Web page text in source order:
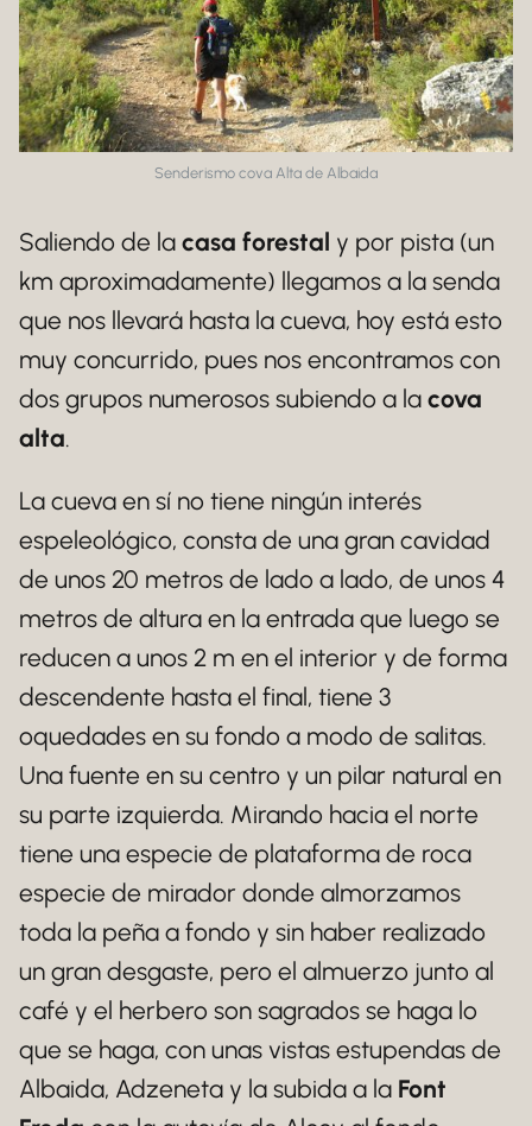
Senderismo cova Alta de Albaida
Saliendo de la casa forestal y por pista (un
km aproximadamente) llegamos a la senda
que nos llevará hasta la cueva, hoy está esto
muy concurrido, pues nos encontramos con
dos grupos numerosos subiendo a la cova
alta.
La cueva en sí no tiene ningún interés
espeleológico, consta de una gran cavidad
de unos 20 metros de lado a lado, de unos 4
metros de altura en la entrada que luego se
reducen a unos 2 m en el interior y de forma
descendente hasta el final, tiene 3
oquedades en su fondo a modo de salitas.
Una fuente en su centro y un pilar natural en
su parte izquierda. Mirando hacia el norte
tiene una especie de plataforma de roca
especie de mirador donde almorzamos
toda la peña a fondo y sin haber realizado
un gran desgaste, pero el almuerzo junto al
café y el herbero son sagrados se haga lo
que se haga, con unas vistas estupendas de
Albaida, Adzeneta y la subida a la Font